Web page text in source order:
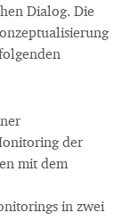
Dialog. Die
der
mit dem
in zwei